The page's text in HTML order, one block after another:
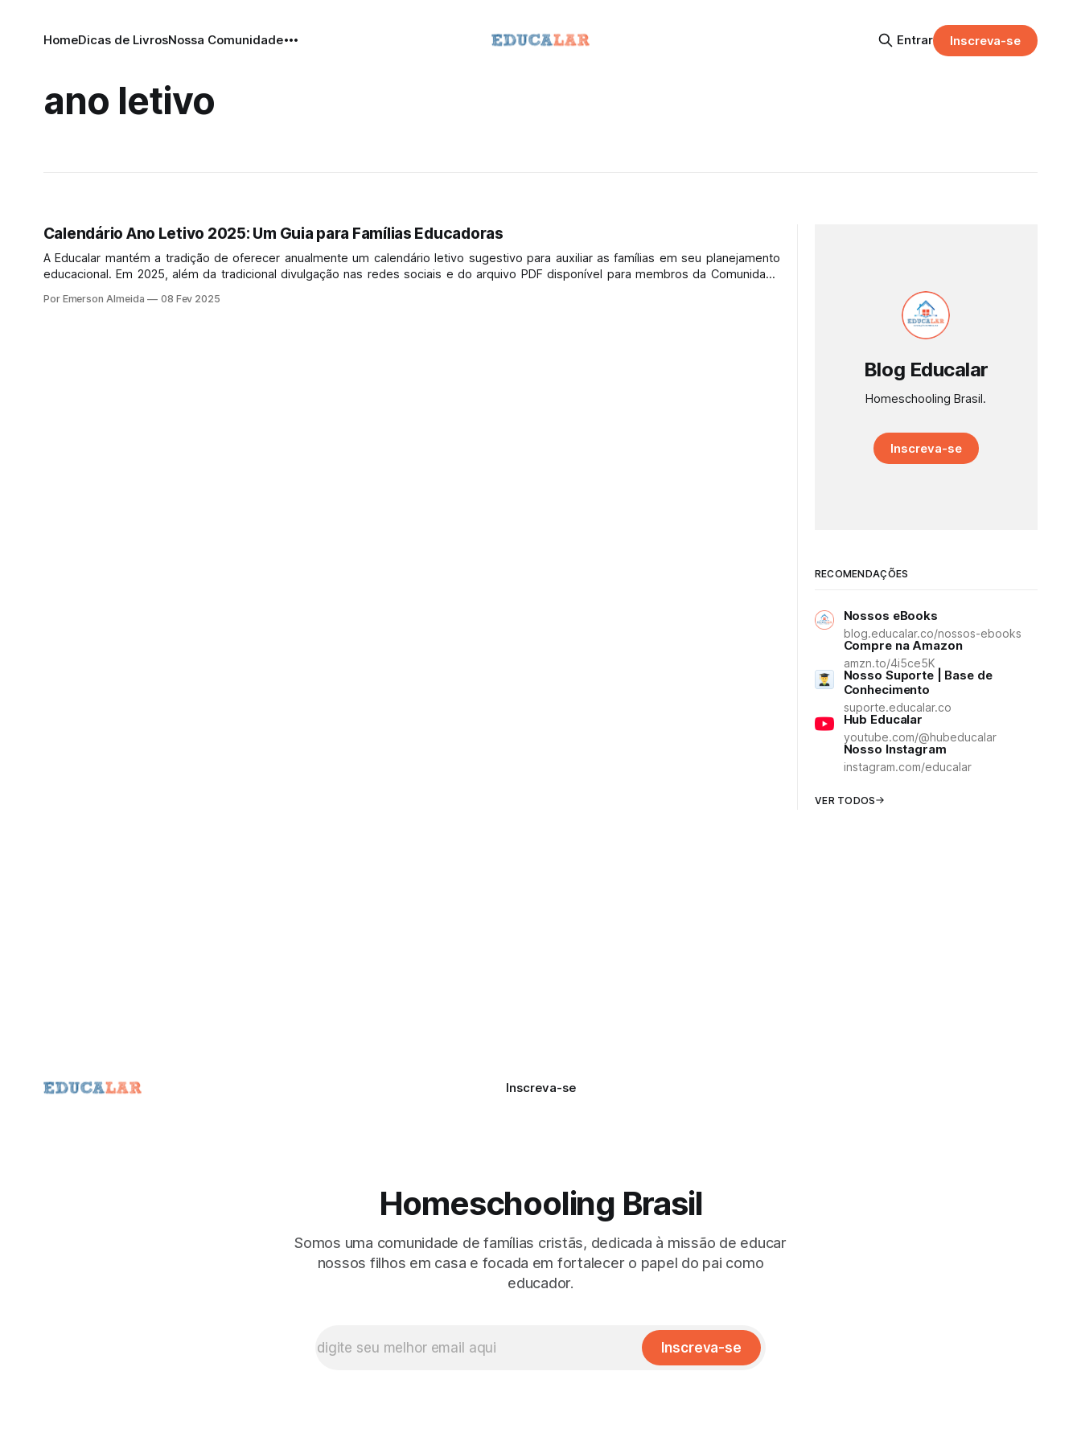
HomeDicas de LivrosNossa Comunidade Entrar Inscreva-se
ano letivo
Calendário Ano Letivo 2025: Um Guia para Famílias Educadoras
A Educalar mantém a tradição de oferecer anualmente um calendário letivo sugestivo para auxiliar as famílias em seu planejamento
educacional. Em 2025, além da tradicional divulgação nas redes sociais e do arquivo PDF disponível para membros da Comunidade
Por Emerson Almeida 08 Fev 2025
Blog Educalar
Homeschooling Brasil.
Inscreva-se
RECOMENDAÇÕES
Nossos eBooks
blog.educalar.co/nossos-ebooks
Compre na Amazon
amzn.to/4i5ce5K
Nosso Suporte | Base de
Conhecimento
suporte.educalar.co
Hub Educalar
youtube.com/@hubeducalar
Nosso Instagram
instagram.com/educalar
VER TODOS
Inscreva-se
Homeschooling Brasil
Somos uma comunidade de famílias cristãs, dedicada à missão de educar
nossos filhos em casa e focada em fortalecer o papel do pai como
educador.
Inscreva-se